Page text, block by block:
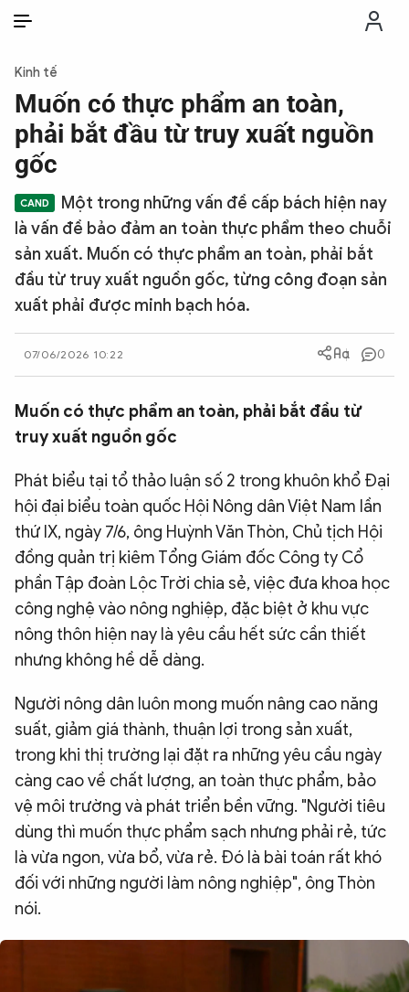
THỜI SỰ
CHỐNG DIỄN BIẾN HÒA BÌNH
CÔNG AN TRONG LÒNG DÂN
XÃ HỘI
PHÁP LUẬT
CÔNG NGHỆ
QUỐC TẾ
VĂN HÓA - THỂ THAO
BẠN ĐỌC & CAND
ĐA PHƯƠNG TIỆN
eMagazine
Podcast
Video
Infographic
Chuyên trang An ninh thế giới Văn nghệ Công an
Chuyên đề
Kinh tế
Muốn có thực phẩm an toàn,
phải bắt đầu từ truy xuất nguồn
gốc
Một trong những vấn đề cấp bách hiện nay
là vấn đề bảo đảm an toàn thực phẩm theo chuỗi
sản xuất. Muốn có thực phẩm an toàn, phải bắt
đầu từ truy xuất nguồn gốc, từng công đoạn sản
xuất phải được minh bạch hóa.
07/06/2026 10:22 0
Muốn có thực phẩm an toàn, phải bắt đầu từ
truy xuất nguồn gốc
Phát biểu tại tổ thảo luận số 2 trong khuôn khổ Đại
hội đại biểu toàn quốc Hội Nông dân Việt Nam lần
thứ IX, ngày 7/6, ông Huỳnh Văn Thòn, Chủ tịch Hội
đồng quản trị kiêm Tổng Giám đốc Công ty Cổ
phần Tập đoàn Lộc Trời chia sẻ, việc đưa khoa học
công nghệ vào nông nghiệp, đặc biệt ở khu vực
nông thôn hiện nay là yêu cầu hết sức cần thiết
nhưng không hề dễ dàng.
Người nông dân luôn mong muốn nâng cao năng
suất, giảm giá thành, thuận lợi trong sản xuất,
trong khi thị trường lại đặt ra những yêu cầu ngày
càng cao về chất lượng, an toàn thực phẩm, bảo
vệ môi trường và phát triển bền vững. "Người tiêu
dùng thì muốn thực phẩm sạch nhưng phải rẻ, tức
là vừa ngon, vừa bổ, vừa rẻ. Đó là bài toán rất khó
đối với những người làm nông nghiệp", ông Thòn
nói.